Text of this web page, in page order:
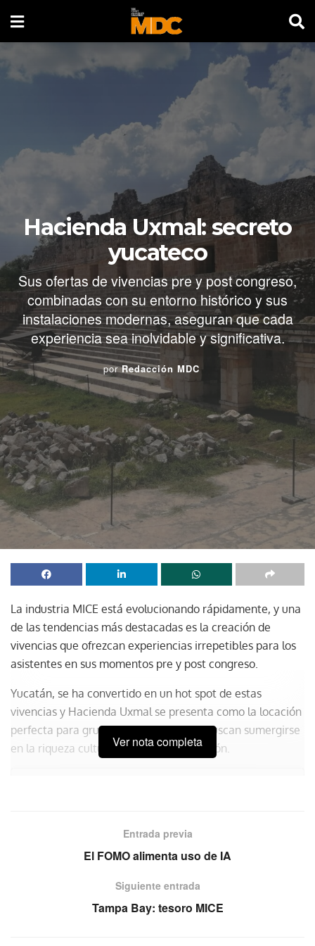
Hacienda Uxmal: secreto
yucateco
Sus ofertas de vivencias pre y post congreso,
combinadas con su entorno histórico y sus
instalaciones modernas, aseguran que cada
experiencia sea inolvidable y significativa.
por Redacción MDC
La industria MICE está evolucionando rápidamente, y una
de las tendencias más destacadas es la creación de
vivencias que ofrezcan experiencias irrepetibles para los
asistentes en sus momentos pre y post congreso.
Yucatán, se ha convertido en un hot spot de estas
vivencias y Hacienda Uxmal se presenta como la locación
perfecta para grupos e incentivos que buscan sumergirse
en la riqueza cultural y natural de la región.
Ver nota completa
Entrada previa
El FOMO alimenta uso de IA
Siguiente entrada
Tampa Bay: tesoro MICE